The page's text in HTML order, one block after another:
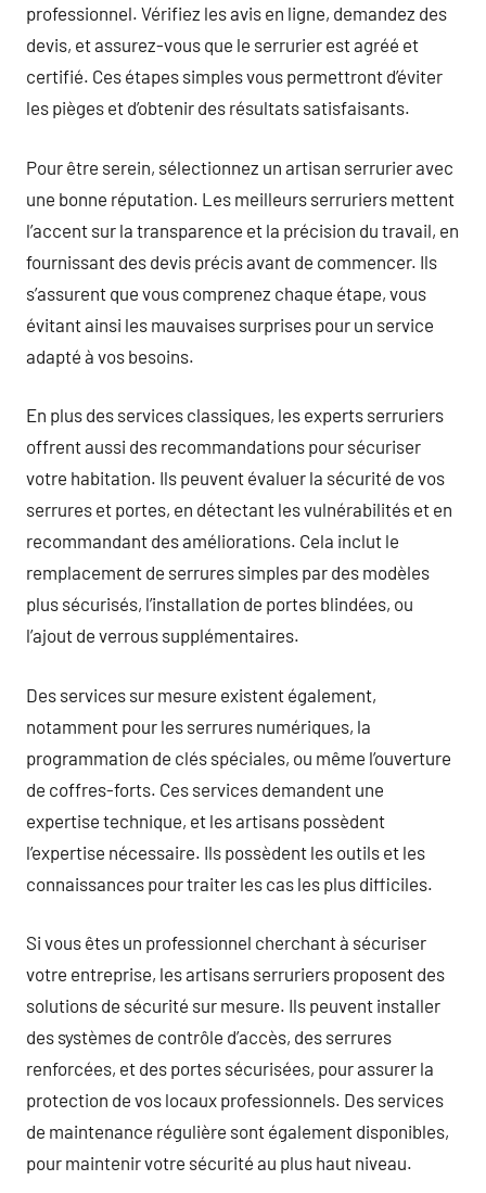
professionnel. Vérifiez les avis en ligne, demandez des
devis, et assurez-vous que le serrurier est agréé et
certifié. Ces étapes simples vous permettront d’éviter
les pièges et d’obtenir des résultats satisfaisants.
Pour être serein, sélectionnez un artisan serrurier avec
une bonne réputation. Les meilleurs serruriers mettent
l’accent sur la transparence et la précision du travail, en
fournissant des devis précis avant de commencer. Ils
s’assurent que vous comprenez chaque étape, vous
évitant ainsi les mauvaises surprises pour un service
adapté à vos besoins.
En plus des services classiques, les experts serruriers
offrent aussi des recommandations pour sécuriser
votre habitation. Ils peuvent évaluer la sécurité de vos
serrures et portes, en détectant les vulnérabilités et en
recommandant des améliorations. Cela inclut le
remplacement de serrures simples par des modèles
plus sécurisés, l’installation de portes blindées, ou
l’ajout de verrous supplémentaires.
Des services sur mesure existent également,
notamment pour les serrures numériques, la
programmation de clés spéciales, ou même l’ouverture
de coffres-forts. Ces services demandent une
expertise technique, et les artisans possèdent
l’expertise nécessaire. Ils possèdent les outils et les
connaissances pour traiter les cas les plus difficiles.
Si vous êtes un professionnel cherchant à sécuriser
votre entreprise, les artisans serruriers proposent des
solutions de sécurité sur mesure. Ils peuvent installer
des systèmes de contrôle d’accès, des serrures
renforcées, et des portes sécurisées, pour assurer la
protection de vos locaux professionnels. Des services
de maintenance régulière sont également disponibles,
pour maintenir votre sécurité au plus haut niveau.